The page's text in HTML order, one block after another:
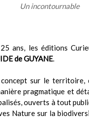
Un incontournable
ans, les éditions
de GUYANE.
sur le territoire,
pragmatique et
ouverts à tout
Nature sur la